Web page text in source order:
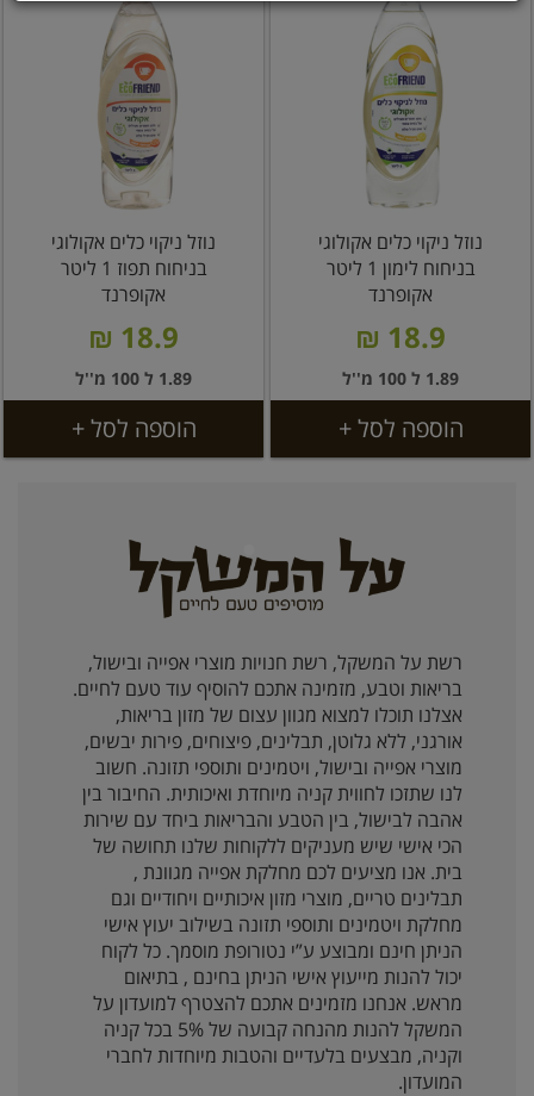
נוזל ניקוי כלים אקולוגי
בניחוח לימון 1 ליטר
אקופרנד
18.9 ₪
1.89 ל 100 מ''ל
הוספה לסל +
נוזל ניקוי כלים אקולוגי
בניחוח תפוז 1 ליטר
אקופרנד
18.9 ₪
1.89 ל 100 מ''ל
הוספה לסל +
רשת על המשקל, רשת חנויות מוצרי אפייה ובישול,
בריאות וטבע, מזמינה אתכם להוסיף עוד טעם לחיים.
אצלנו תוכלו למצוא מגוון עצום של מזון בריאות,
אורגני, ללא גלוטן, תבלינים, פיצוחים, פירות יבשים,
מוצרי אפייה ובישול, ויטמינים ותוספי תזונה. חשוב
לנו שתזכו לחווית קניה מיוחדת ואיכותית. החיבור בין
אהבה לבישול, בין הטבע והבריאות ביחד עם שירות
הכי אישי שיש מעניקים ללקוחות שלנו תחושה של
בית. אנו מציעים לכם מחלקת אפייה מגוונת ,
תבלינים טריים, מוצרי מזון איכותיים ויחודיים וגם
מחלקת ויטמינים ותוספי תזונה בשילוב יעוץ אישי
הניתן חינם ומבוצע ע”י נטורופת מוסמך. כל לקוח
יכול להנות מייעוץ אישי הניתן בחינם , בתיאום
מראש. אנחנו מזמינים אתכם להצטרף למועדון על
המשקל להנות מהנחה קבועה של 5% בכל קניה
וקניה, מבצעים בלעדיים והטבות מיוחדות לחברי
המועדון.